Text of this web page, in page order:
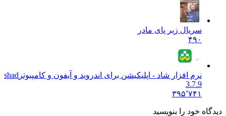
سریال زیر پای مادر
۴۹۰
نرم افزار شاد - اپلیکیشن برای اندروید و آیفون و کامپیوتر shad
3.7.9
۳۹۵٬۷۴۱
دیدگاه خود را بنویسید